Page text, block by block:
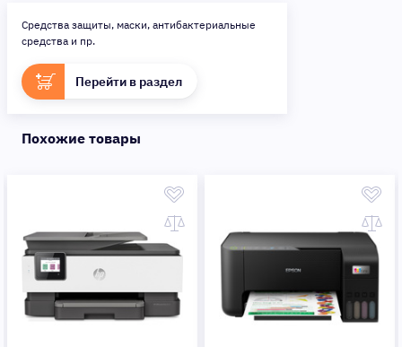
Средства защиты, маски, антибактериальные
средства и пр.
Перейти в раздел
Похожие товары